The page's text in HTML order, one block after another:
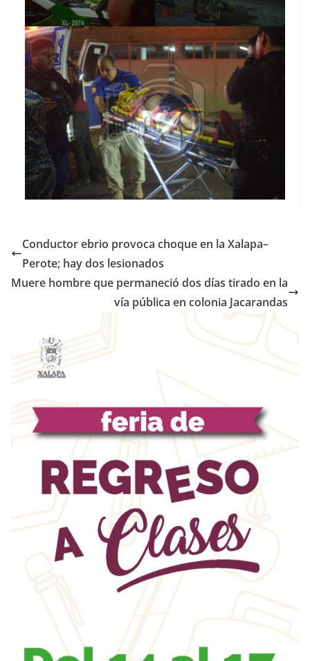
Conductor ebrio provoca choque en la Xalapa–
Perote; hay dos lesionados
Muere hombre que permaneció dos días tirado en la
vía pública en colonia Jacarandas